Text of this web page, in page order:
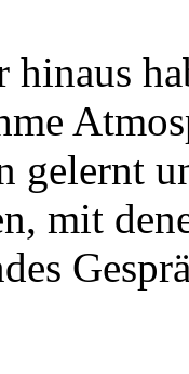
hinaus
gelernt
mit